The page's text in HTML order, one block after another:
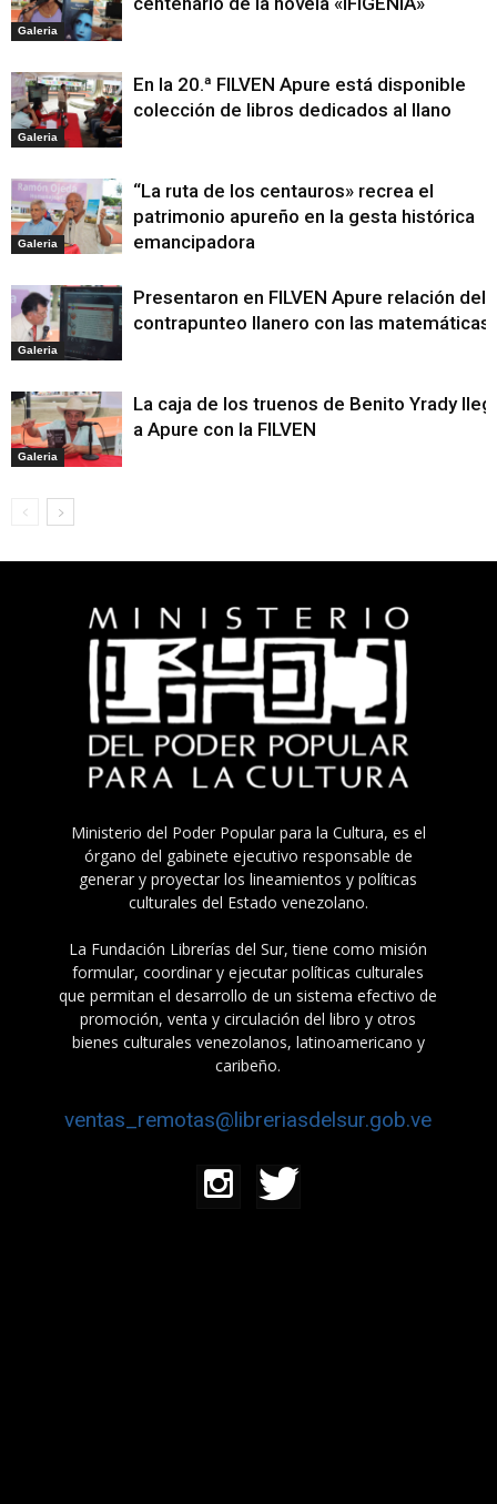
Galeria
Galeria
En la 20.ª FILVEN Apure está disponible
colección de libros dedicados al llano
Galeria
“La ruta de los centauros» recrea el
patrimonio apureño en la gesta histórica
emancipadora
Galeria
Presentaron en FILVEN Apure relación del
contrapunteo llanero con las matemáticas
Galeria
La caja de los truenos de Benito Yrady
a Apure con la FILVEN
Ministerio del Poder Popular para la Cultura, es el
órgano del gabinete ejecutivo responsable de
generar y proyectar los lineamientos y políticas
culturales del Estado venezolano.
La Fundación Librerías del Sur, tiene como misión
formular, coordinar y ejecutar políticas culturales
que permitan el desarrollo de un sistema efectivo de
promoción, venta y circulación del libro y otros
bienes culturales venezolanos, latinoamericano y
caribeño.
ventas_remotas@libreriasdelsur.gob.ve